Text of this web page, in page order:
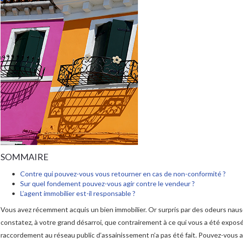
SOMMAIRE
Contre qui pouvez-vous vous retourner en cas de non-conformité ?
Sur quel fondement pouvez-vous agir contre le vendeur ?
L’agent immobilier est-il responsable ?
Vous avez récemment acquis un bien immobilier. Or surpris par des odeurs
constatez, à votre grand désarroi, que contrairement à ce qui vous a été
raccordement au réseau public d’assainissement n’a pas été fait. Pouvez-vous